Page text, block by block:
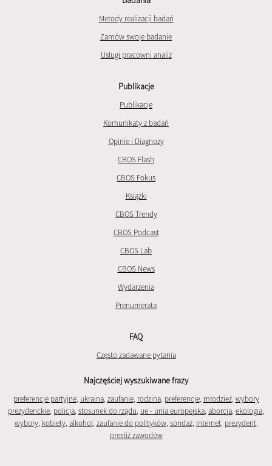
Metody realizacji badań
Zamów swoje badanie
Usługi pracowni analiz
Publikacje
Publikacje
Komunikaty z badań
Opinie i Diagnozy
CBOS Flash
CBOS Fokus
Książki
CBOS Trendy
CBOS Podcast
CBOS Lab
CBOS News
Wydarzenia
Prenumerata
FAQ
Często zadawane pytania
Najczęściej wyszukiwane frazy
preferencje partyjne, ukraina, zaufanie, rodzina, preferencje, młodzież, wybory
prezydenckie, policja, stosunek do rządu, ue - unia europejska, aborcja, ekologia,
wybory, kobiety, alkohol, zaufanie do polityków, sondaż, internet, prezydent,
prestiż zawodów